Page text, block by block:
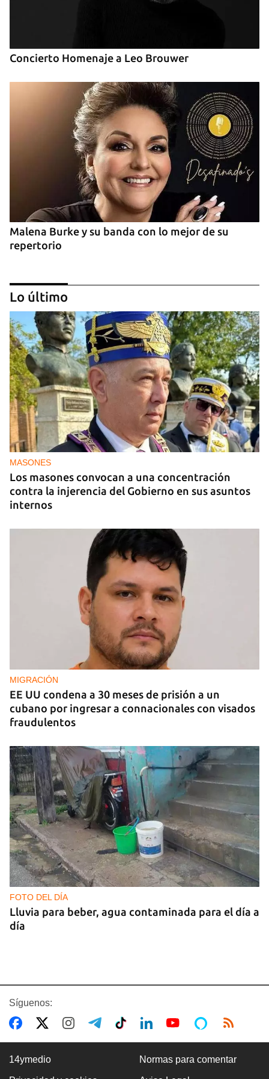
Concierto Homenaje a Leo Brouwer
Malena Burke y su banda con lo mejor de su
repertorio
Arturo Sandoval en concierto junto a Chucho
Valdés
Lo último
MASONES
Los masones convocan a una concentración
contra la injerencia del Gobierno en sus asuntos
internos
MIGRACIÓN
EE UU condena a 30 meses de prisión a un
cubano por ingresar a connacionales con visados
fraudulentos
FOTO DEL DÍA
Lluvia para beber, agua contaminada para el día a
día
Síguenos:
14ymedio Normas para comentar